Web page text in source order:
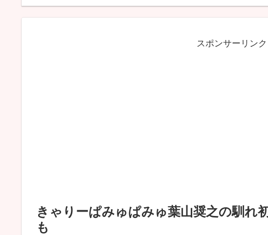
スポンサーリンク
きゃりーぱみゅぱみゅ葉山奨之の馴れ
も